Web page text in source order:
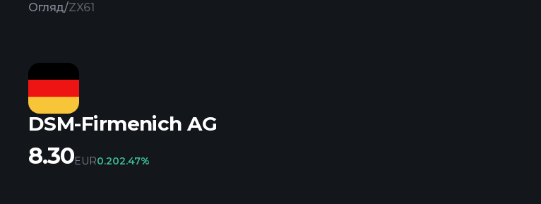
Огляд/ZX61
DSM-Firmenich AG
8.30EUR0.202.47%